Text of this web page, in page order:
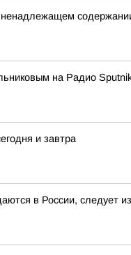
ненадлежащем
на Радио
и завтра
в России, следует